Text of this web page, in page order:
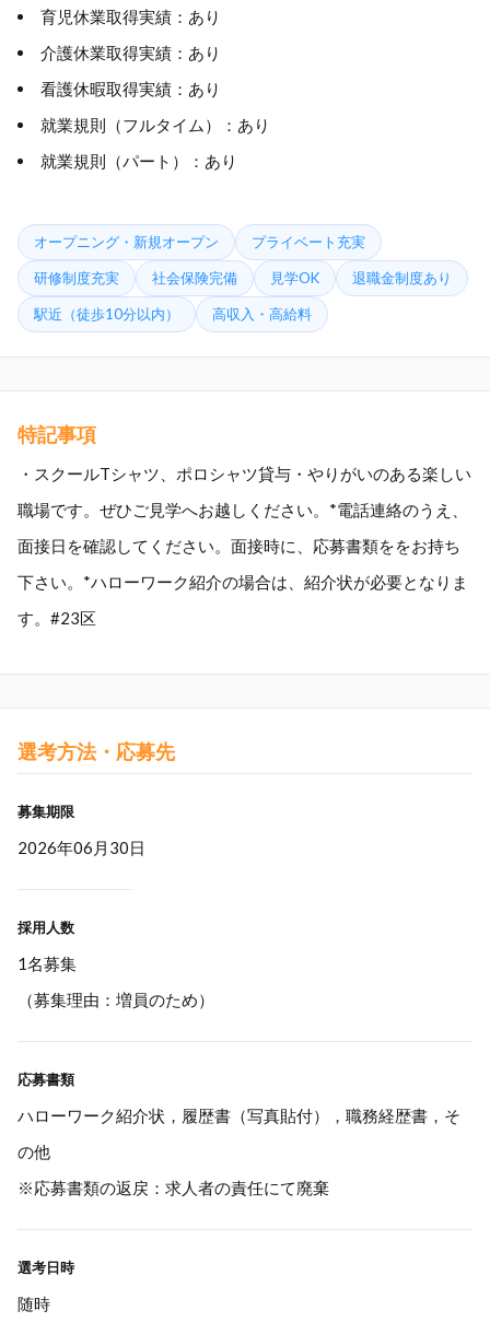
育児休業取得実績：あり
介護休業取得実績：あり
看護休暇取得実績：あり
就業規則（フルタイム）：あり
就業規則（パート）：あり
オープニング・新規オープン プライベート充実
研修制度充実 社会保険完備 見学OK 退職金制度あり
駅近（徒歩10分以内） 高収入・高給料
特記事項
・スクールTシャツ、ポロシャツ貸与・やりがいのある楽しい
職場です。ぜひご見学へお越しください。*電話連絡のうえ、
面接日を確認してください。面接時に、応募書類ををお持ち
下さい。*ハローワーク紹介の場合は、紹介状が必要となりま
す。#23区
選考方法・応募先
募集期限
2026年06月30日
採用人数
1名募集
（募集理由：増員のため）
応募書類
ハローワーク紹介状，履歴書（写真貼付），職務経歴書，そ
の他
※応募書類の返戻：求人者の責任にて廃棄
選考日時
随時